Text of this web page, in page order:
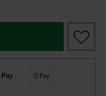
Lägg